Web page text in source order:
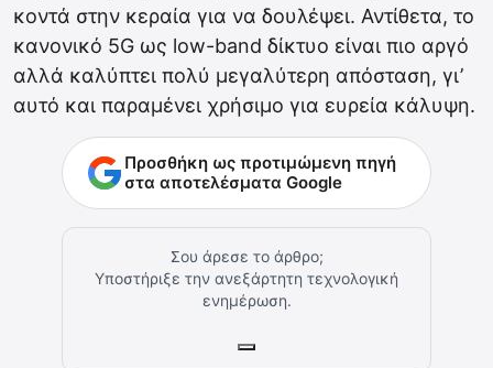
κοντά στην κεραία για να δουλέψει. Αντίθετα, το
κανονικό 5G ως low-band δίκτυο είναι πιο αργό
αλλά καλύπτει πολύ μεγαλύτερη απόσταση, γι’
αυτό και παραμένει χρήσιμο για ευρεία κάλυψη.
Προσθήκη ως προτιμώμενη πηγή
στα αποτελέσματα Google
Σου άρεσε το άρθρο;
Υποστήριξε την ανεξάρτητη τεχνολογική
ενημέρωση.